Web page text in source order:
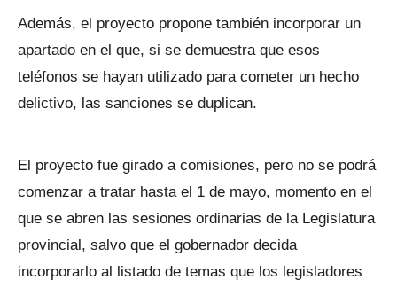
Además, el proyecto propone también incorporar un
apartado en el que, si se demuestra que esos
teléfonos se hayan utilizado para cometer un hecho
delictivo, las sanciones se duplican.
El proyecto fue girado a comisiones, pero no se podrá
comenzar a tratar hasta el 1 de mayo, momento en el
que se abren las sesiones ordinarias de la Legislatura
provincial, salvo que el gobernador decida
incorporarlo al listado de temas que los legisladores